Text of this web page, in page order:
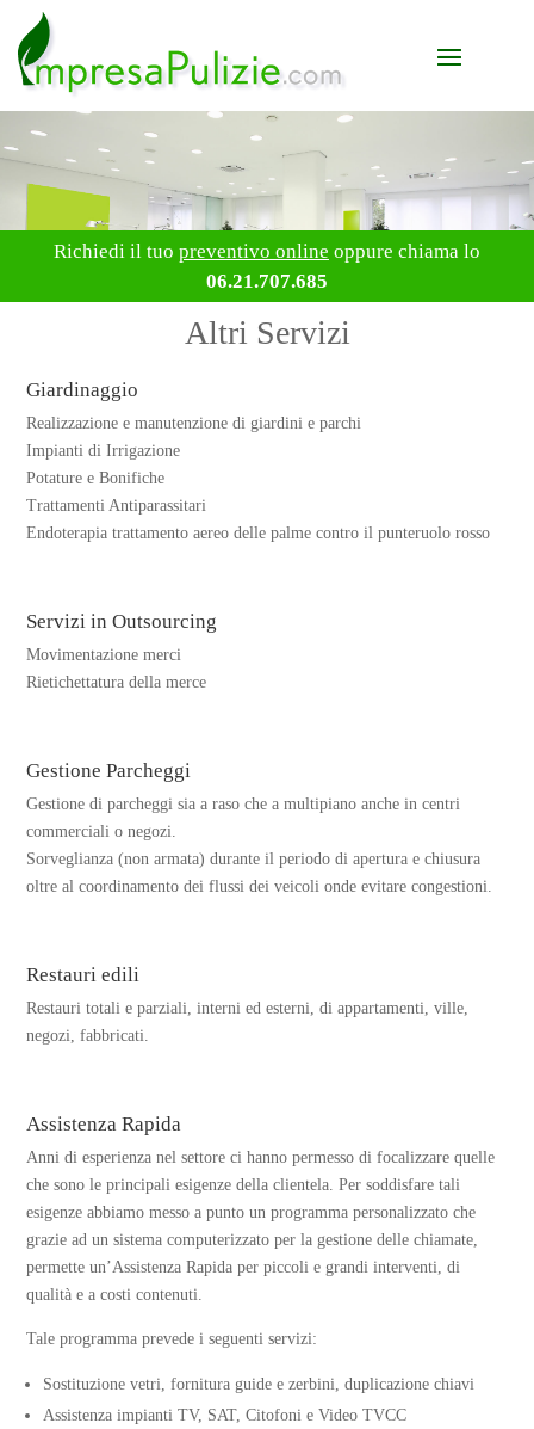
Richiedi il tuo preventivo online oppure chiama lo
06.21.707.685
Altri Servizi
Giardinaggio
Realizzazione e manutenzione di giardini e parchi
Impianti di Irrigazione
Potature e Bonifiche
Trattamenti Antiparassitari
Endoterapia trattamento aereo delle palme contro il punteruolo rosso
Servizi in Outsourcing
Movimentazione merci
Rietichettatura della merce
Gestione Parcheggi
Gestione di parcheggi sia a raso che a multipiano anche in centri
commerciali o negozi.
Sorveglianza (non armata) durante il periodo di apertura e chiusura
oltre al coordinamento dei flussi dei veicoli onde evitare congestioni.
Restauri edili
Restauri totali e parziali, interni ed esterni, di appartamenti, ville,
negozi, fabbricati.
Assistenza Rapida
Anni di esperienza nel settore ci hanno permesso di focalizzare quelle
che sono le principali esigenze della clientela. Per soddisfare tali
esigenze abbiamo messo a punto un programma personalizzato che
grazie ad un sistema computerizzato per la gestione delle chiamate,
permette un’Assistenza Rapida per piccoli e grandi interventi, di
qualità e a costi contenuti.
Tale programma prevede i seguenti servizi:
Sostituzione vetri, fornitura guide e zerbini, duplicazione chiavi
Assistenza impianti TV, SAT, Citofoni e Video TVCC